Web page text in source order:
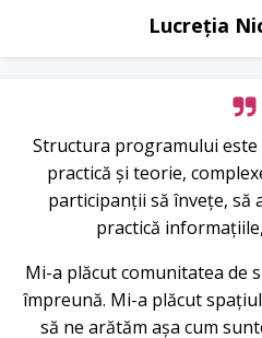
Lucreția
Structura programului
practică și teorie,
participanții să învețe, să
practică
Mi-a plăcut comunitatea de
împreună. Mi-a plăcut
să ne arătăm așa cum